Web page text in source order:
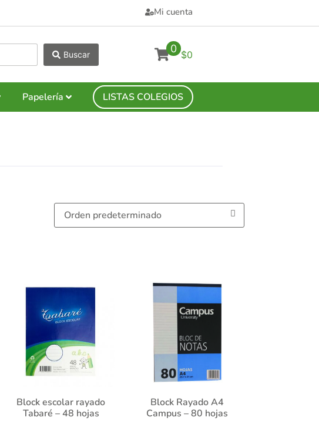
Mi cuenta
Buscar 0 $0
Papelería LISTAS COLEGIOS
Block escolar rayado
Tabaré – 48 hojas
Block Rayado A4
Campus – 80 hojas